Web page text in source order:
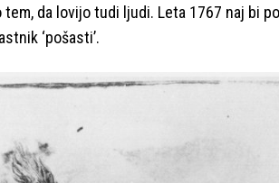
tem, da lovijo tudi ljudi. Leta 1767 naj bi
‘pošasti’.